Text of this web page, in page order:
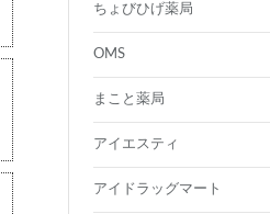
ちょびひげ薬局
OMS
まこと薬局
アイエスティ
アイドラッグマート